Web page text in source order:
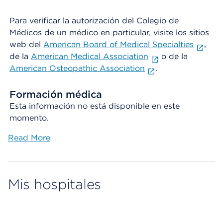
Para verificar la autorización del Colegio de
Médicos de un médico en particular, visite los sitios
web del American Board of Medical Specialties
,
de la American Medical Association
o de la
American Osteopathic Association
.
Formación médica
Esta información no está disponible en este
momento.
Read More
Mis hospitales